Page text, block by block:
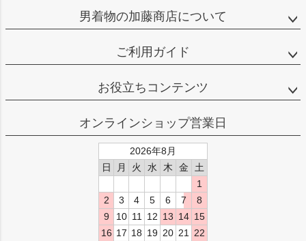
男着物の加藤商店について
ご利用ガイド
お役立ちコンテンツ
オンラインショップ営業日
2026年8月
日
月 火 水 木 金
土
1
2
3 4 5 6 7
8
9
10 11 12 13 14 15
16 17 18 19 20 21
22